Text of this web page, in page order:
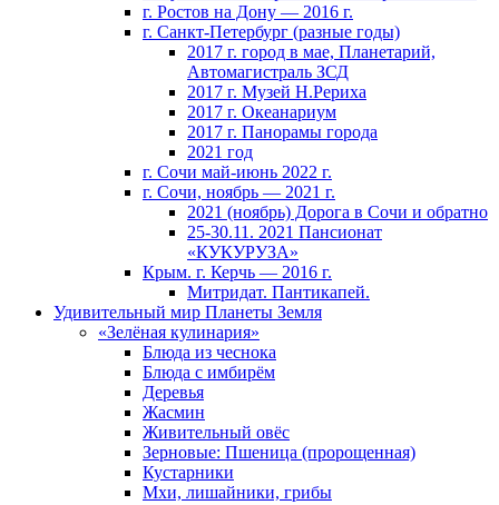
г. Ростов на Дону — 2016 г.
г. Санкт-Петербург (разные годы)
2017 г. город в мае, Планетарий,
Автомагистраль ЗСД
2017 г. Музей Н.Рериха
2017 г. Океанариум
2017 г. Панорамы города
2021 год
г. Сочи май-июнь 2022 г.
г. Сочи, ноябрь — 2021 г.
2021 (ноябрь) Дорога в Сочи и обратно
25-30.11. 2021 Пансионат
«КУКУРУЗА»
Крым. г. Керчь — 2016 г.
Митридат. Пантикапей.
Удивительный мир Планеты Земля
«Зелёная кулинария»
Блюда из чеснока
Блюда с имбирём
Деревья
Жасмин
Живительный овёс
Зерновые: Пшеница (пророщенная)
Кустарники
Мхи, лишайники, грибы